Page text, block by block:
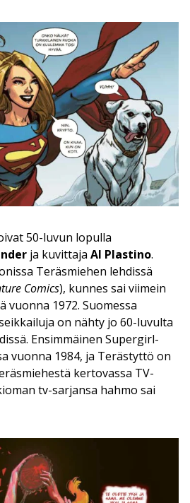
50-luvun lopulla
ja kuvittaja Al Plastino.
Teräsmiehen lehdissä
Comics), kunnes sai viimein
vuonna 1972. Suomessa
on nähty jo 60-luvulta
Ensimmäinen Supergirl-
vuonna 1984, ja Terästyttö on
kertovassa TV-
tv-sarjansa hahmo sai